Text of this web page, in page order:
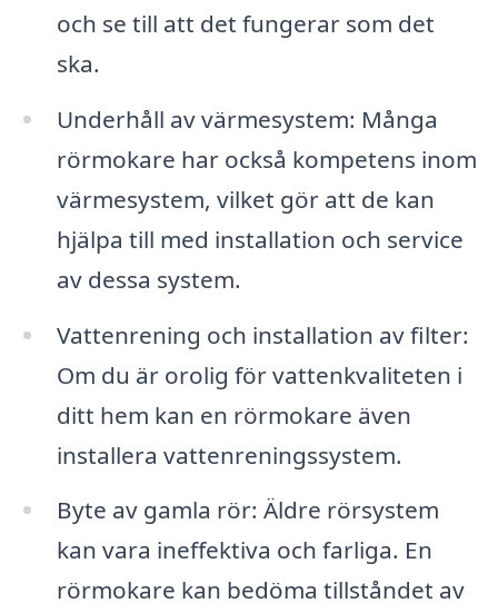
och se till att det fungerar som det
ska.
Underhåll av värmesystem: Många
rörmokare har också kompetens inom
värmesystem, vilket gör att de kan
hjälpa till med installation och service
av dessa system.
Vattenrening och installation av filter:
Om du är orolig för vattenkvaliteten i
ditt hem kan en rörmokare även
installera vattenreningssystem.
Byte av gamla rör: Äldre rörsystem
kan vara ineffektiva och farliga. En
rörmokare kan bedöma tillståndet av